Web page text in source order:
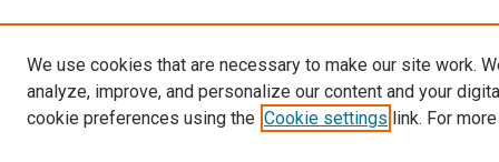
We use cookies that are necessary to make our site work.
analyze, improve, and personalize our content and your
cookie preferences using the Cookie settings link. For